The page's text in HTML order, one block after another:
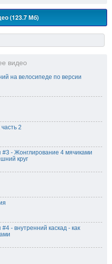
(123.7 Мб)
видео
на велосипеде по версии
2
#3 - Жонглирование 4 мячиками
круг
- внутренний каскад - как